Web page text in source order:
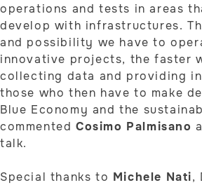
operations and tests in areas
develop with infrastructures.
and possibility we have to
innovative projects, the faster
collecting data and providing
those who then have to make
Blue Economy and the
commented Cosimo Palmisano
talk.
Special thanks to Michele Nati,